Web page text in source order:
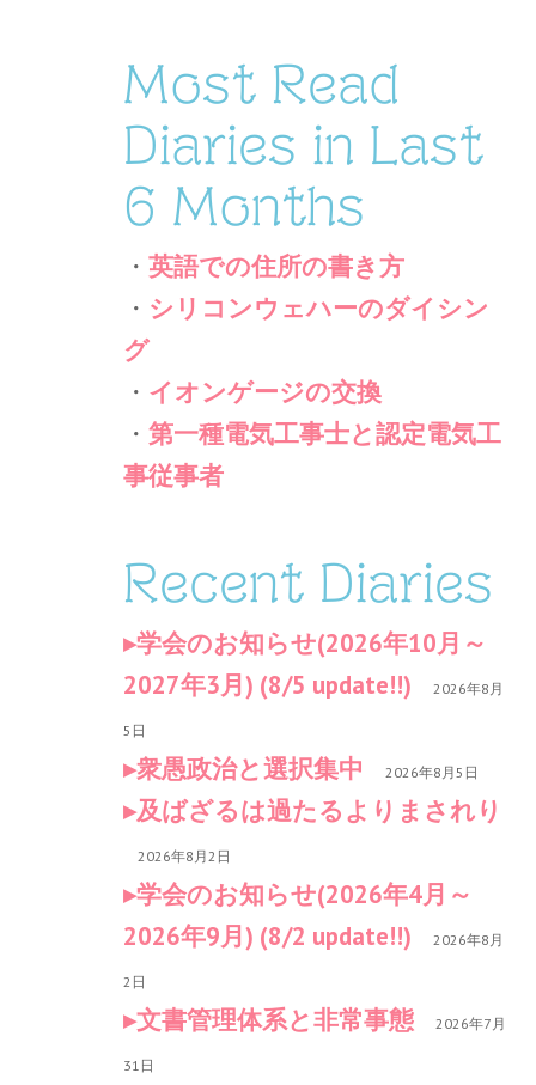
Most Read
Diaries in Last
6 Months
・英語での住所の書き方
・ シリコンウェハーのダイシン
グ
・ イオンゲージの交換
・第一種電気工事士と認定電気工
事従事者
Recent Diaries
学会のお知らせ(2026年10月～
2027年3月) (8/5 update!!)
2026年8月
5日
衆愚政治と選択集中 2026年8月5日
及ばざるは過たるよりまされり
2026年8月2日
学会のお知らせ(2026年4月～
2026年9月) (8/2 update!!)
2026年8月
2日
文書管理体系と非常事態 2026年7月
31日